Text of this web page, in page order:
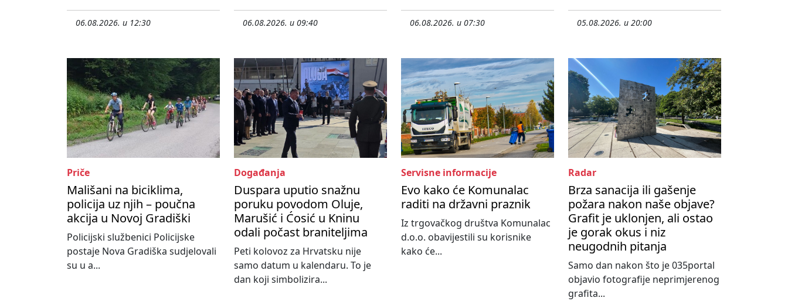
06.08.2026. u 12:30 06.08.2026. u 09:40 06.08.2026. u 07:30 05.08.2026. u 20:00
Priče
Mališani na biciklima,
policija uz njih – poučna
akcija u Novoj Gradiški
Policijski službenici Policijske
postaje Nova Gradiška sudjelovali
su u a...
Događanja
Duspara uputio snažnu
poruku povodom Oluje,
Marušić i Ćosić u Kninu
odali počast braniteljima
Peti kolovoz za Hrvatsku nije
samo datum u kalendaru. To je
dan koji simbolizira...
Servisne informacije
Evo kako će Komunalac
raditi na državni praznik
Iz trgovačkog društva Komunalac
d.o.o. obavijestili su korisnike
kako će...
Radar
Brza sanacija ili gašenje
požara nakon naše objave?
Grafit je uklonjen, ali ostao
je gorak okus i niz
neugodnih pitanja
Samo dan nakon što je 035portal
objavio fotografije neprimjerenog
grafita...